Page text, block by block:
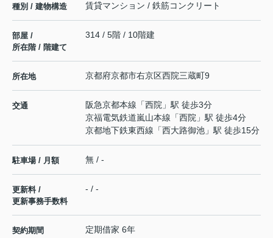
種別 / 建物構造 賃貸マンション / 鉄筋コンクリート
部屋 /
所在階 / 階建て
314 / 5階 / 10階建
所在地 京都府京都市右京区西院三蔵町9
交通 阪急京都本線 「西院 」駅 徒歩3分
京福電気鉄道嵐山本線 「西院 」駅 徒歩4分
京都地下鉄東西線 「西大路御池 」駅 徒歩15分
駐車場 / 月額 無 / -
更新料 /
更新事務手数料
- / -
契約期間 定期借家 6年